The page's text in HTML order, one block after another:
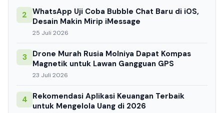
2 WhatsApp Uji Coba Bubble Chat Baru di iOS,
Desain Makin Mirip iMessage
25 Juli 2026
3
Drone Murah Rusia Molniya Dapat Kompas
Magnetik untuk Lawan Gangguan GPS
23 Juli 2026
4 Rekomendasi Aplikasi Keuangan Terbaik
untuk Mengelola Uang di 2026